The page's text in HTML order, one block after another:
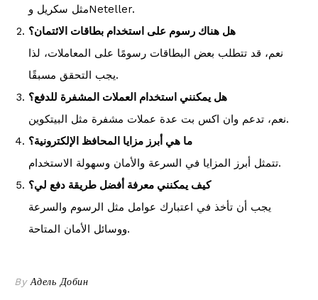
مثل سكريل وNeteller.
هل هناك رسوم على استخدام بطاقات الائتمان؟
نعم، قد تتطلب بعض البطاقات رسومًا على المعاملات، لذا
يجب التحقق مسبقًا.
هل يمكنني استخدام العملات المشفرة للدفع؟
نعم، تدعم وان اكس بت عدة عملات مشفرة مثل البيتكوين.
ما هي أبرز مزايا المحافظ الإلكترونية؟
تتمثل أبرز المزايا في السرعة والأمان وسهولة الاستخدام.
كيف يمكنني معرفة أفضل طريقة دفع لي؟
يجب أن تأخذ في اعتبارك عوامل مثل الرسوم والسرعة
ووسائل الأمان المتاحة.
By Адель Добин